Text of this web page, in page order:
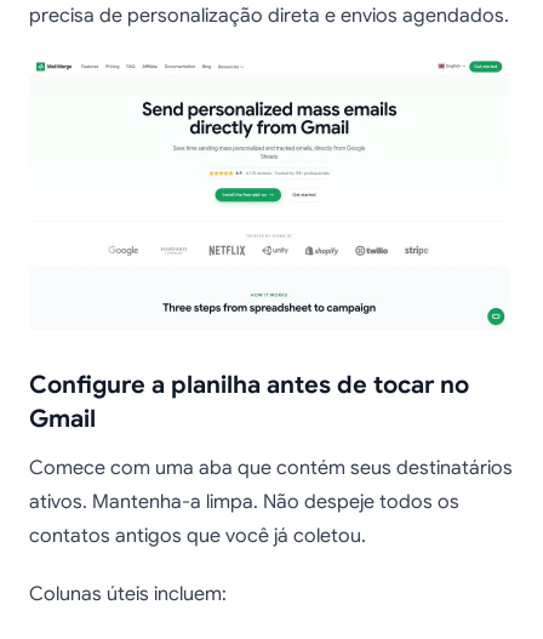
precisa de personalização direta e envios agendados.
Configure a planilha antes de tocar no
Gmail
Comece com uma aba que contém seus destinatários
ativos. Mantenha-a limpa. Não despeje todos os
contatos antigos que você já coletou.
Colunas úteis incluem: